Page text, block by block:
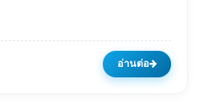
ก่อง
อ่านต่อ